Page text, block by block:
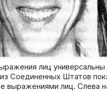
лиц
Соединенных Штатов
выражениями лиц. Слева